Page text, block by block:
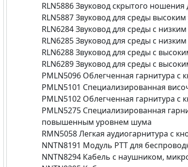
RLN5886 Звуковод скрытого
RLN5887 Звуковод для среды
RLN6284 Звуковод для среды с
RLN6285 Звуковод для среды с
RLN6288 Звуковод для среды с
RLN6289 Звуковод для среды с
PMLN5096 Облегченная гарнитура с
PMLN5101 Специализированная
PMLN5102 Облегченная гарнитура с
PMLN5275 Специализированная
повышенным уровнем шума
RMN5058 Легкая аудиогарнитура с
NNTN8191 Модуль PTT для
NNTN8294 Кабель с наушником,